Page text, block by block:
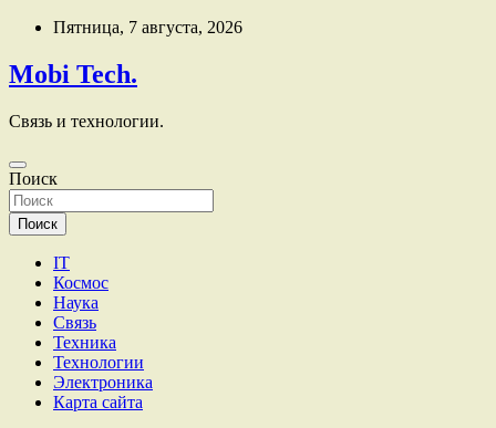
Перейти
содержимому
Пятница, 7 августа, 2026
Mobi Tech.
Связь и технологии.
Поиск
Поиск
IT
Космос
Наука
Связь
Техника
Технологии
Электроника
Карта сайта